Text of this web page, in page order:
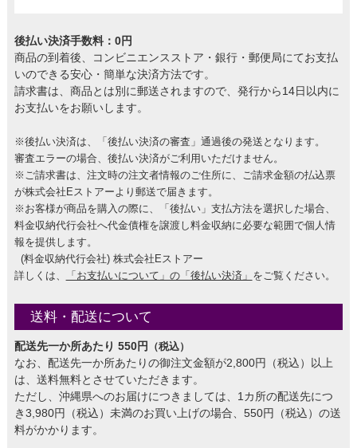
後払い決済手数料：0円
商品の到着後、コンビニエンスストア・銀行・郵便局にてお支払
いのできる安心・簡単な決済方法です。
請求書は、商品とは別に郵送されますので、発行から14日以内に
お支払いをお願いします。
※後払い決済は、「後払い決済の審査」通過後の発送となります。
審査エラーの場合、後払い決済がご利用いただけません。
※ご請求書は、注文時の注文者情報のご住所に、ご請求金額の払込票
が株式会社Eストアーより郵送で届きます。
※お客様が商品を購入の際に、「後払い」支払方法を選択した場合、
料金収納代行会社へ代金債権を譲渡し料金収納に必要な範囲で個人情
報を提供します。
(料金収納代行会社) 株式会社Eストアー
詳しくは、
「お支払いについて」の「後払い決済」 をご覧ください。
送料・配送について
配送先一か所あたり 550円 （税込）
なお、配送先一か所あたりの御注文金額が2,800円（税込）以上
は、送料無料とさせていただきます。
ただし、沖縄県へのお届けにつきましては、1カ所の配送先につ
き3,980円（税込）未満のお買い上げの場合、550円（税込）の送
料がかかります。